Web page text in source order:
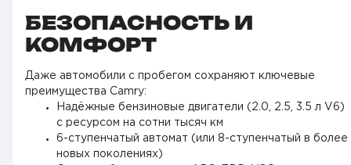
БЕЗОПАСНОСТЬ И
КОМФОРТ
Даже автомобили с пробегом сохраняют ключевые
преимущества Camry:
Надёжные бензиновые двигатели (2.0, 2.5, 3.5 л V6)
с ресурсом на сотни тысяч км
6-ступенчатый автомат (или 8-ступенчатый в более
новых поколениях)